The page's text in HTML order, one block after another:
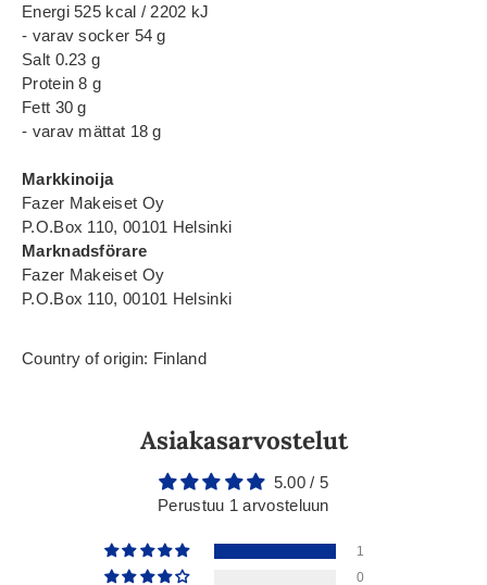
Energi 525 kcal / 2202 kJ
- varav socker 54 g
Salt 0.23 g
Protein 8 g
Fett 30 g
- varav mättat 18 g
Markkinoija
Fazer Makeiset Oy
P.O.Box 110, 00101 Helsinki
Marknadsförare
Fazer Makeiset Oy
P.O.Box 110, 00101 Helsinki
Country of origin: Finland
Asiakasarvostelut
5.00 / 5
Perustuu 1 arvosteluun
1
0